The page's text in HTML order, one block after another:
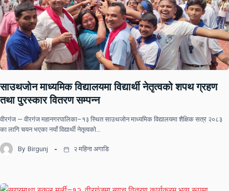
साउथजोन माध्यमिक विद्यालयमा विद्यार्थी नेतृत्वको शपथ ग्रहण
तथा पुरस्कार वितरण सम्पन्न
वीरगंज — वीरगंज महानगरपालिका–१३ स्थित साउथजोन माध्यमिक विद्यालयमा शैक्षिक सत्र २०८३
का लागि चयन भएका नयाँ विद्यार्थी नेतृत्वको…
By Birgunj २ महिना अगाडि